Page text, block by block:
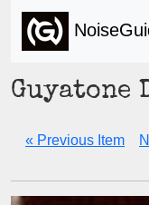
Guyatone
« Previous Item